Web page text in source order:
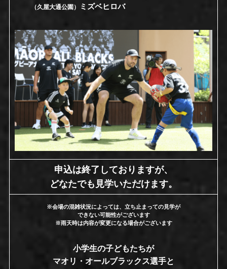
（久屋大通公園） ミズベヒロバ
申込は終了しておりますが、
どなたでも見学いただけます。
※会場の混雑状況によっては、立ち止まっての見学が
できない可能性がございます
※雨天時は内容が変更になる場合がございます
小学生の子どもたちが
マオリ・オールブラックス選手と